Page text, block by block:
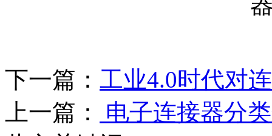
下一篇： 工业4.0时代对
上一篇：
电子连接器分